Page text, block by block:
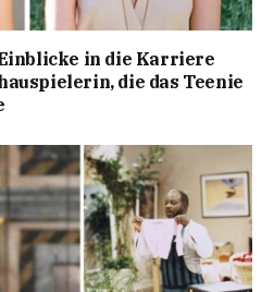
in die Karriere
die das Teenie